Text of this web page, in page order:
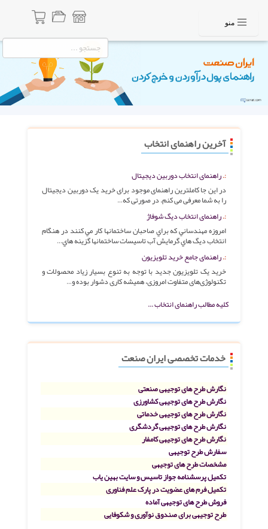
منو
آخرین راهنمای انتخاب
راهنمای انتخاب دوربین دیجیتال
در این جا کاملترین راهنمای موجود برای خرید یک دوربین دیجیتال
را به شما معرفی می کنم. در صورتی که…
راهنمای انتخاب دیگ شوفاژ
امروزه مهندساني كه براي صاحبان ساختمانها كار مي كنند در هنگام
انتخاب ديگ هاي گرمايش آب تاسيسات ساختمانها گزينه هاي…
راهنمای جامع خرید تلویزیون
خرید یک تلویزیون جدید با توجه به تنوع بسیار زیاد محصولات و
تکنولوژی‌های متفاوت امروزی، همیشه کاری دشوار بوده و…
کلیه مطالب راهنمای انتخاب ...
خدمات تخصصی ایران صنعت
نگارش طرح های توجیهی صنعتی
نگارش طرح های توجیهی کشاورزی
نگارش طرح های توجیهی خدماتی
نگارش طرح های توجیهی گردشگری
نگارش طرح های توجیهی کامفار
سفارش طرح توجیهی
مشخصات طرح های توجیهی
تکمیل پرسشنامه جواز تاسیس و سایت بهین یاب
تکمیل فرم های عضویت در پارک علم فناوری
فروش طرح های توجیهی آماده
طرح توجیهی برای صندوق نوآوری و شکوفایی